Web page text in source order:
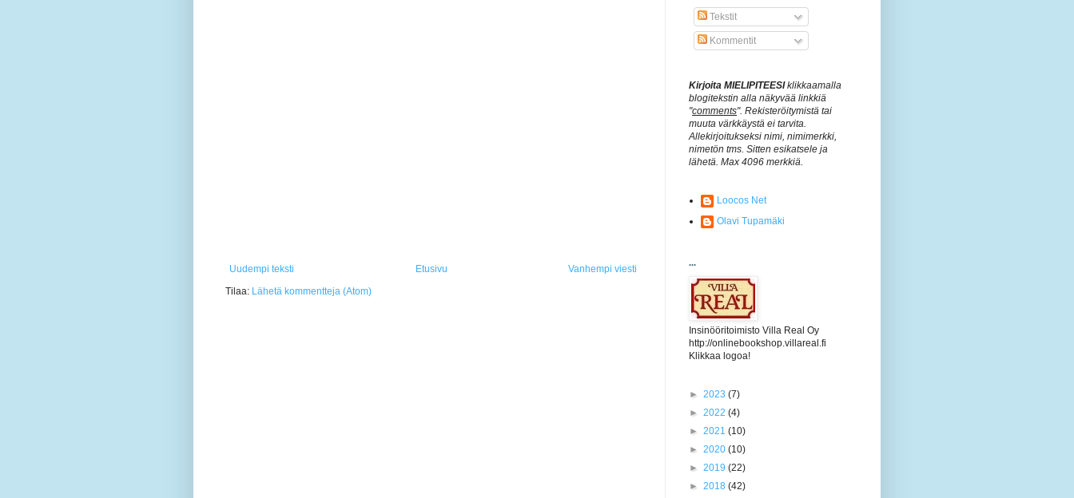
Uudempi teksti Vanhempi viesti
Etusivu
Tilaa: Lähetä kommentteja (Atom)
Tekstit
Kommentit
Kirjoita MIELIPITEESIklikkaamalla
blogitekstin alla näkyvää linkkiä
"comments". Rekisteröitymistä tai
muuta värkkäystä ei tarvita.
Allekirjoitukseksi nimi, nimimerkki,
nimetön tms. Sitten esikatsele ja
lähetä. Max 4096 merkkiä.
Loocos Net
Olavi Tupamäki
...
Insinööritoimisto Villa Real Oy
http://onlinebookshop.villareal.fi
Klikkaa logoa!
► 2023 (7)
► 2022 (4)
► 2021 (10)
► 2020 (10)
► 2019 (22)
► 2018 (42)